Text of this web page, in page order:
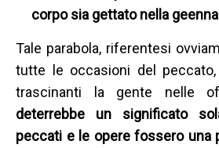
corpo sia gettato nella
Tale parabola, riferentesi
tutte le occasioni del
trascinanti la gente nelle
deterrebbe un significato
peccati e le opere fossero una